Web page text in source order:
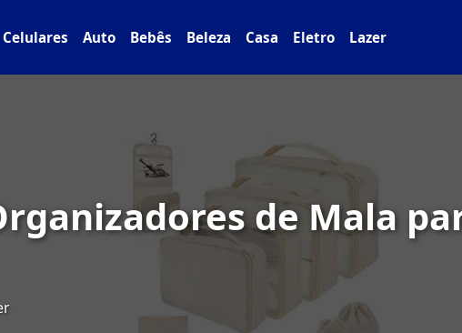
Celulares Auto Bebês Beleza Casa Eletro Lazer
de Mala